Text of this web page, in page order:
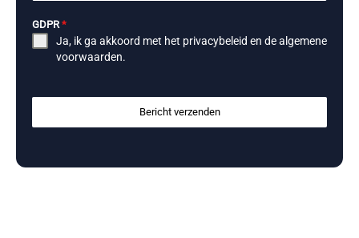
GDPR*
Ja, ik ga akkoord met het privacybeleid en dealgemene
voorwaarden.
Bericht verzenden